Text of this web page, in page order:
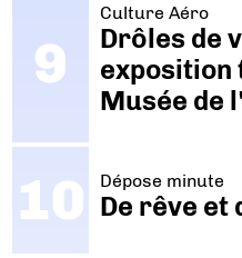
Culture Aéro
Drôles de
exposition
Musée de
Dépose minute
De rêve et